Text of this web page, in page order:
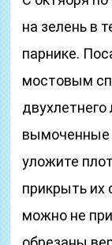
на зелень в
парнике.
мостовым
вымоченные
уложите
прикрыть их
можно не